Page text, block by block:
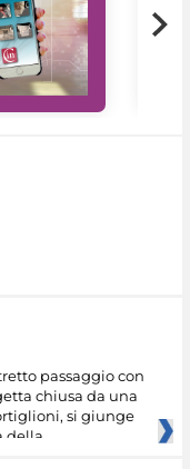
passaggio con
chiusa da una
si giunge
della